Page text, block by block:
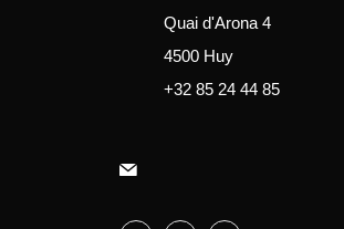
Quai d'Arona 4
4500 Huy
+32 85 24 44 85